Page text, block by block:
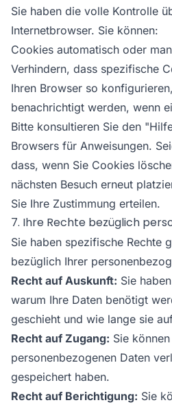
Sie haben die volle Kontrolle
Internetbrowser. Sie können:
Cookies automatisch oder
Verhindern, dass spezifische
Ihren Browser so
benachrichtigt werden, wenn
Bitte konsultieren Sie den
Browsers für Anweisungen.
dass, wenn Sie Cookies
nächsten Besuch erneut
Sie Ihre Zustimmung erteilen.
7. Ihre Rechte bezüglich
Sie haben spezifische Rechte
bezüglich Ihrer
Recht auf Auskunft: Sie
warum Ihre Daten benötigt
geschieht und wie lange sie
Recht auf Zugang: Sie
personenbezogenen Daten
gespeichert haben.
Recht auf Berichtigung: Sie